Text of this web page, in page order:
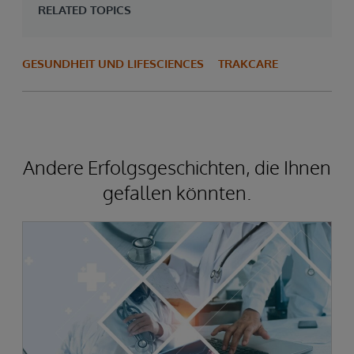
RELATED TOPICS
GESUNDHEIT UND LIFESCIENCES TRAKCARE
Andere Erfolgsgeschichten, die Ihnen
gefallen könnten.